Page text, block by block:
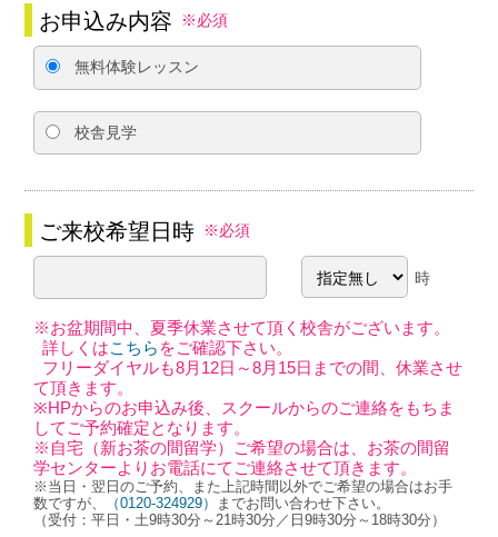
お申込み内容 ※必須
無料体験レッスン
校舎見学
ご来校希望日時 ※必須
時
※お盆期間中、夏季休業させて頂く校舎がございます。
詳しくはこちら をご確認下さい。
フリーダイヤルも8月12日～8月15日までの間、休業させ
て頂きます。
※HPからのお申込み後、スクールからのご連絡をもちま
してご予約確定となります。
※自宅（新お茶の間留学）ご希望の場合は、お茶の間留
学センターよりお電話にてご連絡させて頂きます。
※当日・翌日のご予約、また上記時間以外でご希望の場合はお手
数ですが、
（0120-324929）
までお問い合わせ下さい。
（受付：平日・土9時30分～21時30分／日9時30分～18時30分）